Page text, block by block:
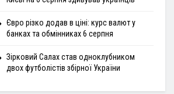
Євро різко додав в ціні: курс валют у
банках та обмінниках 6 серпня
Зірковий Салах став одноклубником
двох футболістів збірної України